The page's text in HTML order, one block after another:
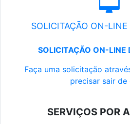
SOLICITAÇÃO ON-LINE
SOLICITAÇÃO ON-LINE
Faça uma solicitação
precisar sair de
SERVIÇOS POR